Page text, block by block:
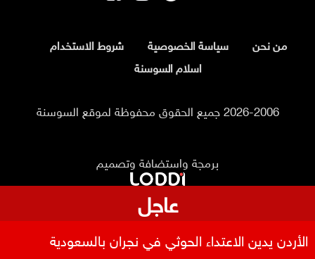
من نحن سياسة الخصوصية
شروط الاستخدام
اسلام السوسنة
2026-2006 جميع الحقوق محفوظة لموقع السوسنة
برمجة واستضافة وتصميم
عاجل
الأردن يدين الاعتداء الحوثي في نجران بالسعودية